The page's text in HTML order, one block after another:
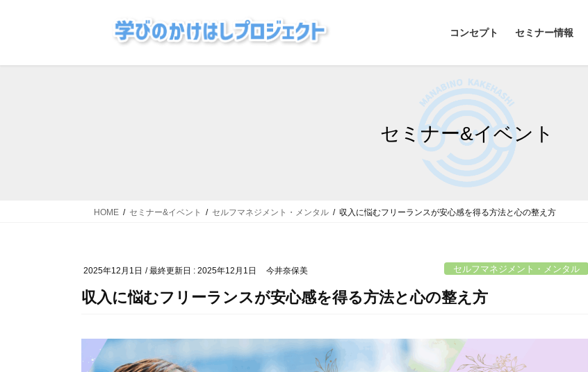
コンセプト セミナー情報
セミナー&イベント
HOME セミナー&イベント セルフマネジメント・メンタル 収入に悩むフリーランスが安心感を得る方法と心の整え方
2025年12月1日 / 最終更新日 : 2025年12月1日 今井奈保美 セルフマネジメント・メンタル
収入に悩むフリーランスが安心感を得る方法と心の整え方